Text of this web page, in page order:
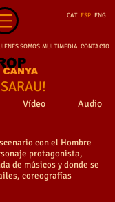
CAT ESP ENG
SOMOS MULTIMEDIA CONTACTO
Vídeo Audio
con el Hombre
protagonista,
de músicos y donde se
coreografías